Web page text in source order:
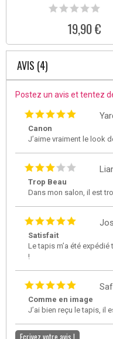
19,90 €
AVIS (4)
Postez un avis et tentez
Canon
J’aime vraiment le look
Trop Beau
Dans mon salon, il est
Satisfait
Le tapis m’a été
!
Comme en image
J’ai bien reçu le tapis, il
Ecrivez votre avis !